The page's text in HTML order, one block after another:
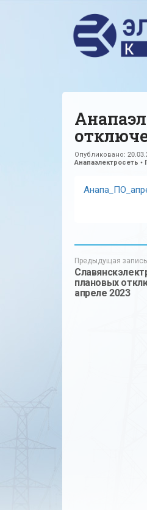
Опубликовано:
Анапаэлектросеть •
Предыдущая запись
плановых
апреле 2023